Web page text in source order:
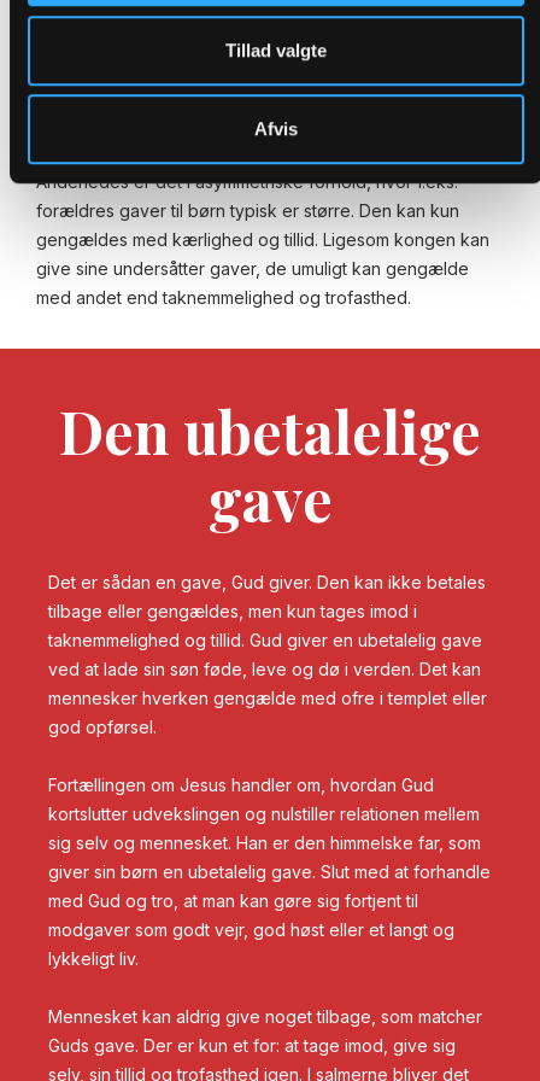
Tillad valgte
Afvis
Gaven cementerer relationen og sætter positive
ligeværdige forhold skal symmetrien opretholdes ved at
give gaver af en passende størrelse, altså nogenlunde
Anderledes er det i asymmetriske forhold, hvor f.eks.
forældres gaver til børn typisk er større. Den kan kun
gengældes med kærlighed og tillid. Ligesom kongen kan
give sine undersåtter gaver, de umuligt kan gengælde
med andet end taknemmelighed og trofasthed.
Den ubetalelige
gave
Det er sådan en gave, Gud giver. Den kan ikke betales
tilbage eller gengældes, men kun tages imod i
taknemmelighed og tillid. Gud giver en ubetalelig gave
ved at lade sin søn føde, leve og dø i verden. Det kan
mennesker hverken gengælde med ofre i templet eller
god opførsel.
Fortællingen om Jesus handler om, hvordan Gud
kortslutter udvekslingen og nulstiller relationen mellem
sig selv og mennesket. Han er den himmelske far, som
giver sin børn en ubetalelig gave. Slut med at forhandle
med Gud og tro, at man kan gøre sig fortjent til
modgaver som godt vejr, god høst eller et langt og
lykkeligt liv.
Mennesket kan aldrig give noget tilbage, som matcher
Guds gave. Der er kun et for: at tage imod, give sig
selv, sin tillid og trofasthed igen. I salmerne bliver det